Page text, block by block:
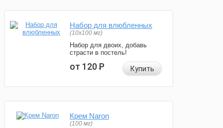
Набор для влюбленных
(10х100 мг)
Набор для двоих, добавь
страсти в постель!
от 120Р Купить
Крем Naron
(100 мг)